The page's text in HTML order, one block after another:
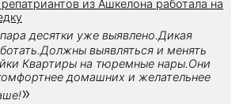
из Ашкелона работала на
пара десятки уже выявлено.Дикая
выявляться и менять
Квартиры на тюремные нары.Они
домашних и желательнее
»